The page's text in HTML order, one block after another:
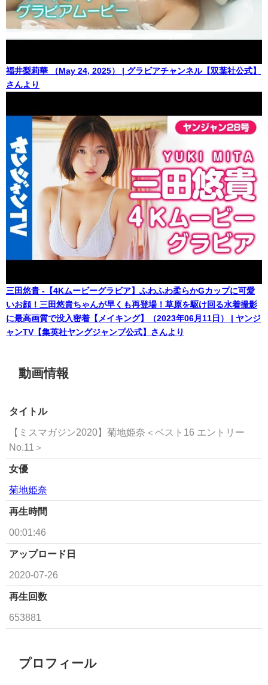
福井梨莉華 （May 24, 2025） | グラビアチャンネル【双葉社公式】
さんより
三田悠貴 -【4Kムービーグラビア】ふわふわ柔らかGカップに可愛
いお顔！三田悠貴ちゃんが早くも再登場！草原を駆け回る水着撮影
に最高画質で没入密着【メイキング】（2023年06月11日） | ヤンジ
ャンTV【集英社ヤングジャンプ公式】さんより
動画情報
タイトル
【ミスマガジン2020】菊地姫奈＜ベスト16 エントリー
No.11＞
女優
菊地姫奈
再生時間
00:01:46
アップロード日
2020-07-26
再生回数
653881
プロフィール